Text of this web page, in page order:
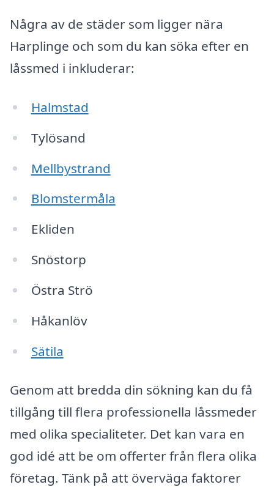
Några av de städer som ligger nära
Harplinge och som du kan söka efter en
låssmed i inkluderar:
Halmstad
Tylösand
Mellbystrand
Blomstermåla
Ekliden
Snöstorp
Östra Strö
Håkanlöv
Sätila
Genom att bredda din sökning kan du få
tillgång till flera professionella låssmeder
med olika specialiteter. Det kan vara en
god idé att be om offerter från flera olika
företag. Tänk på att överväga faktorer